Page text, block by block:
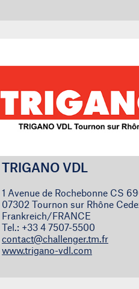
TRIGANO VDL
1 Avenue de Rochebonne CS
07302 Tournon sur Rhône
Frankreich/FRANCE
Tel.: +33 4 7507-5500
contact@challenger.tm.fr
www.trigano-vdl.com